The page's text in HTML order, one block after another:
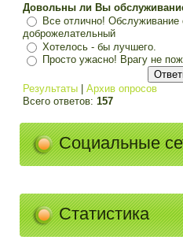
Довольны ли Вы
Все отлично! Обслуживание
доброжелательный
Хотелось - бы лучшего.
Просто ужасно! Врагу не
Результаты |Архив опросов
Всего ответов:157
Социальные
Статистика